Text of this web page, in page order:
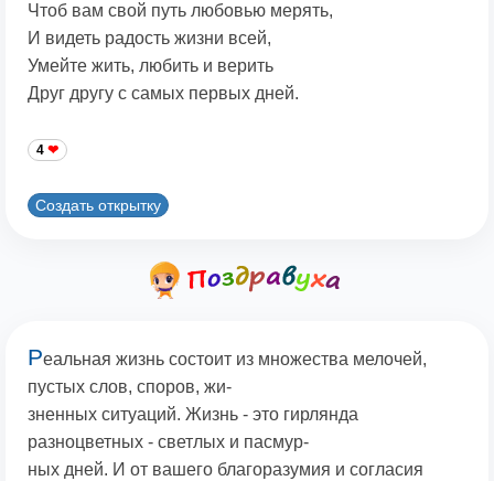
Чтоб вам свой путь любовью мерять,
И видеть радость жизни всей,
Умейте жить, любить и верить
Друг другу с самых первых дней.
4
Создать открытку
Реальная жизнь состоит из множества мелочей,
пустых слов, споров, жи-
зненных ситуаций. Жизнь - это гирлянда
разноцветных - светлых и пасмур-
ных дней. И от вашего благоразумия и согласия